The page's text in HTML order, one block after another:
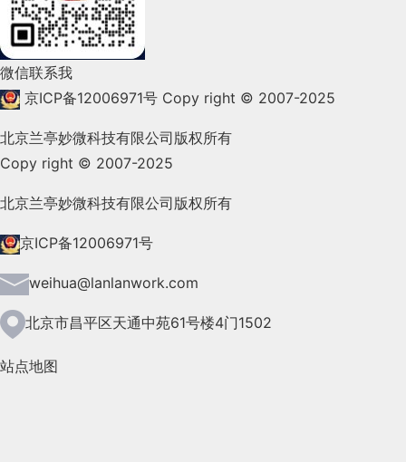
2022年1月(99)
2021年12月(105)
2021年9月(153)
2021年8月(147)
2021年7月(149)
2021年6月(157)
2021年5月(124)
微信联系我
京ICP备12006971号 Copy right © 2007-2025
北京兰亭妙微科技有限公司版权所有
Copy right © 2007-2025
北京兰亭妙微科技有限公司版权所有
京ICP备12006971号
weihua@lanlanwork.com
北京市昌平区天通中苑61号楼4门1502
站点地图